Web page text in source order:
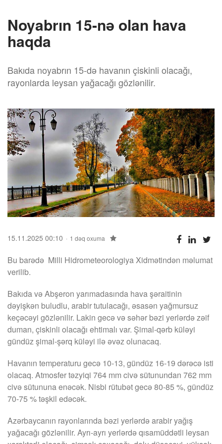
Noyabrın 15-nə olan hava
haqda
Bakıda noyabrın 15-də havanın çiskinli olacağı,
rayonlarda leysan yağacağı gözlənilir.
15.11.2025 00:10 1 dəq oxuma
Bu barədə Milli Hidrometeorologiya Xidmətindən məlumat
verilib.
Bakıda və Abşeron yarımadasında hava şəraitinin
dəyişkən buludlu, arabir tutulacağı, əsasən yağmursuz
keçəcəyi gözlənilir. Lakin gecə və səhər bəzi yerlərdə zəif
duman, çiskinli olacağı ehtimalı var. Şimal-qərb küləyi
gündüz şimal-şərq küləyi ilə əvəz olunacaq.
Havanın temperaturu gecə 10-13, gündüz 16-19 dərəcə isti
olacaq. Atmosfer təzyiqi 764 mm civə sütunundan 762 mm
civə sütununa enəcək. Nisbi rütubət gecə 80-85 %, gündüz
70-75 % təşkil edəcək.
Azərbaycanın rayonlarında bəzi yerlərdə arabir yağış
yağacağı gözlənilir. Ayrı-ayrı yerlərdə qısamüddətli leysan